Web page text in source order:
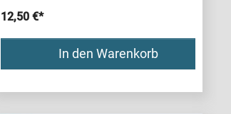
12,50 €*
In den Warenkorb